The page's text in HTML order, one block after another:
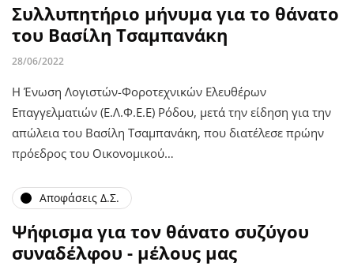
Συλλυπητήριο μήνυμα για το θάνατο
του Βασίλη Τσαμπανάκη
28/06/2022
Η Ένωση Λογιστών-Φοροτεχνικών Ελευθέρων
Επαγγελματιών (Ε.Λ.Φ.Ε.Ε) Ρόδου, μετά την είδηση για την
απώλεια του Βασίλη Τσαμπανάκη, που διατέλεσε πρώην
πρόεδρος του Οικονομικού…
Αποφάσεις Δ.Σ.
Ψήφισμα για τον θάνατο συζύγου
συναδέλφου - μέλους μας